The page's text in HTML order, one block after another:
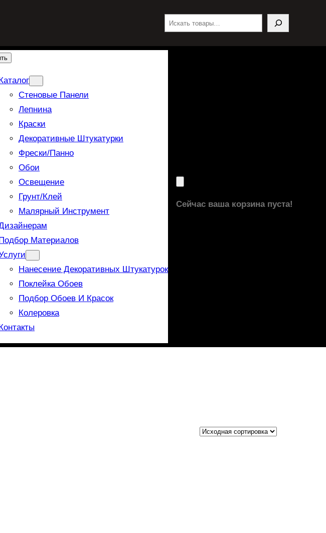
Поиск
Стеновые Панели
Лепнина
Краски
Декоративные Штукатурки
Фрески/панно
Обои
Освещение
Грунт/Клей
Малярный Инструмент
Материалов
Нанесение Декоративных Штукатурок
Поклейка Обоев
Подбор Обоев И Красок
Колеровка
Сейчас ваша корзина пуста!